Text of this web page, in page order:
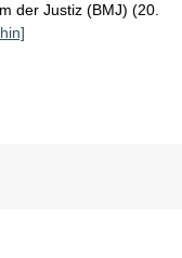
der Justiz (BMJ) (20.